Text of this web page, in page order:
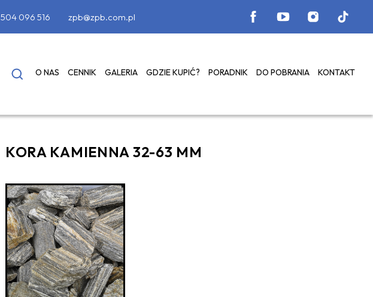
504 096 516 zpb@zpb.com.pl
O NAS CENNIK GALERIA GDZIE KUPIĆ? PORADNIK DO POBRANIA KONTAKT
KORA KAMIENNA 32-63 MM